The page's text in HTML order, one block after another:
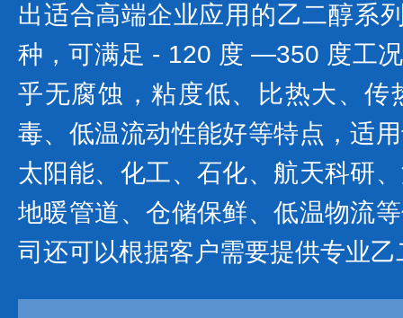
出适合高端企业应用的乙二醇系
种，可满足 - 120 度 —350 度工
乎无腐蚀，粘度低、比热大、传
毒、低温流动性能好等特点，适
太阳能、化工、石化、航天科研
地暖管道、仓储保鲜、低温物流
司还可以根据客户需要提供专业